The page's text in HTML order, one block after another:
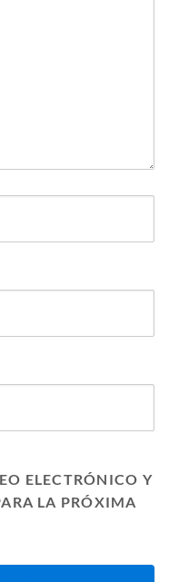
ELECTRÓNICO Y
LA PRÓXIMA